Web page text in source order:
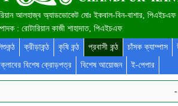
আলহাজ্ব অ্যাডভোকেট মোঃ ইকবাল-বিন-বাশার, পিএইচএফ
: রোটারিয়ান কাজী শাহাদাত, পিএইচএফ
ক্রীড়াকন্ঠ কৃষি কন্ঠ প্রবাসী কন্ঠ চাঁসক ক্যাম্পাস
ক্লাবের বিশেষ ক্রোড়পত্র বিশেষ আয়োজন ই-পেপার